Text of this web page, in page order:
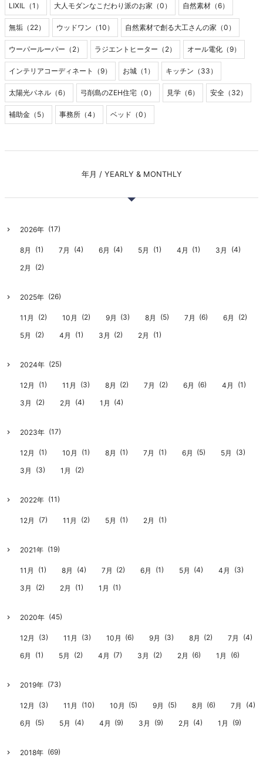
LIXIL（1） 大人モダンなこだわり派のお家（0） 自然素材（6）
無垢（22） ウッドワン（10） 自然素材で創る大工さんの家（0）
ウーパールーパー（2） ラジエントヒーター（2） オール電化（9）
インテリアコーディネート（9） お城（1） キッチン（33）
太陽光パネル（6） 弓削島のZEH住宅（0） 見学（6） 安全（32）
補助金（5） 事務所（4） ベッド（0）
年月 / YEARLY & MONTHLY
2026年 (17)
8月 (1) 7月 (4) 6月 (4) 5月 (1) 4月 (1) 3月 (4)
2月 (2)
2025年 (26)
11月 (2) 10月 (2) 9月 (3) 8月 (5) 7月 (6) 6月 (2)
5月 (2) 4月 (1) 3月 (2) 2月 (1)
2024年 (25)
12月 (1) 11月 (3) 8月 (2) 7月 (2) 6月 (6) 4月 (1)
3月 (2) 2月 (4) 1月 (4)
2023年 (17)
12月 (1) 10月 (1) 8月 (1) 7月 (1) 6月 (5) 5月 (3)
3月 (3) 1月 (2)
2022年 (11)
12月 (7) 11月 (2) 5月 (1) 2月 (1)
2021年 (19)
11月 (1) 8月 (4) 7月 (2) 6月 (1) 5月 (4) 4月 (3)
3月 (2) 2月 (1) 1月 (1)
2020年 (45)
12月 (3) 11月 (3) 10月 (6) 9月 (3) 8月 (2) 7月 (4)
6月 (1) 5月 (2) 4月 (7) 3月 (2) 2月 (6) 1月 (6)
2019年 (73)
12月 (3) 11月 (10) 10月 (5) 9月 (5) 8月 (6) 7月 (4)
6月 (5) 5月 (4) 4月 (9) 3月 (9) 2月 (4) 1月 (9)
2018年 (69)